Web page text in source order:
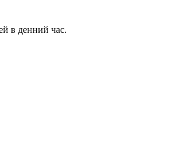
в денний час.